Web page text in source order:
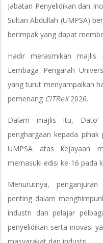
Jabatan Penyelidikan dan
Sultan Abdullah (UMPSA)
berimpak yang dapat
Hadir merasmikan majlis
Lembaga Pengarah
yang turut menyampaikan
pemenang CITReX2026.
Dalam majlis itu, Dato’
penghargaan kepada
UMPSA atas kejayaan
memasuki edisi ke-16 pada
Menurutnya, penganjuran
penting dalam
industri dan pelajar
penyelidikan serta inovasi